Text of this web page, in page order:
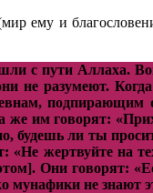
ему и
с пути Аллаха.
не разумеют.
подпирающим
же им говорят:
будешь ли ты
жертвуйте на
Они говорят:
мунафики не знают